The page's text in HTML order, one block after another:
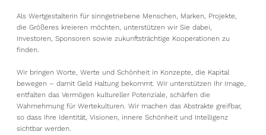
Als Wertgestalterin für sinngetriebene Menschen, Marken, Projekte,
die Größeres kreieren möchten, unterstützen wir Sie dabei,
Investoren, Sponsoren sowie zukunftsträchtige Kooperationen zu
finden.
Wir bringen Worte, Werte und Schönheit in Konzepte, die Kapital
bewegen – damit Geld Haltung bekommt. Wir unterstützen Ihr Image,
entfalten das Vermögen kultureller Potenziale, schärfen die
Wahrnehmung für Wertekulturen. Wir machen das Abstrakte greifbar,
so dass Ihre Identität, Visionen, innere Schönheit und Intelligenz
sichtbar werden.